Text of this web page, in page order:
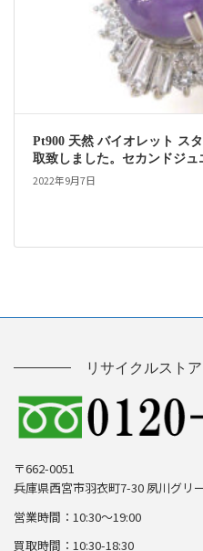
Pt900 天然 バイオレット ス
取致しました。セカンドジ
2022年9月7日
リサイクルスト
〒662-0051
兵庫県西宮市羽衣町7-30 夙川グリ
営業時間：10:30～19:00
買取時間：10:30-18:30